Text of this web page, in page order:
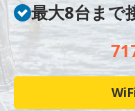
最大8台まで